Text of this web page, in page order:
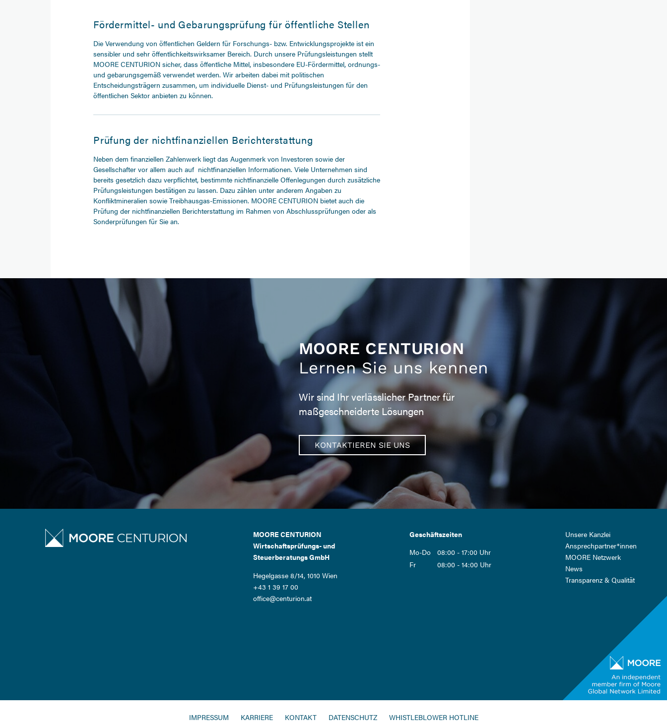
Fördermittel- und Gebarungsprüfung für öffentliche Stellen
Die Verwendung von öffentlichen Geldern für Forschungs- bzw. Entwicklungsprojekte ist ein
sensibler und sehr öffentlichkeitswirksamer Bereich. Durch unsere Prüfungsleistungen stellt
MOORE CENTURION sicher, dass öffentliche Mittel, insbesondere EU-Fördermittel, ordnungs-
und gebarungsgemäß verwendet werden. Wir arbeiten dabei mit politischen
Entscheidungsträgern zusammen, um individuelle Dienst- und Prüfungsleistungen für den
öffentlichen Sektor anbieten zu können.
Prüfung der nichtfinanziellen Berichterstattung
Neben dem finanziellen Zahlenwerk liegt das Augenmerk von Investoren sowie der
Gesellschafter vor allem auch auf nichtfinanziellen Informationen. Viele Unternehmen sind
bereits gesetzlich dazu verpflichtet, bestimmte nichtfinanzielle Offenlegungen durch zusätzliche
Prüfungsleistungen bestätigen zu lassen. Dazu zählen unter anderem Angaben zu
Konfliktmineralien sowie Treibhausgas-Emissionen. MOORE CENTURION bietet auch die
Prüfung der nichtfinanziellen Berichterstattung im Rahmen von Abschlussprüfungen oder als
Sonderprüfungen für Sie an.
MOORE CENTURION
Lernen Sie uns kennen
Wir sind Ihr verlässlicher Partner für
maßgeschneiderte Lösungen
KONTAKTIEREN SIE UNS
MOORE CENTURION
Wirtschaftsprüfungs- und
Steuerberatungs GmbH
Hegelgasse 8/14, 1010 Wien
+43 1 39 17 00
office@centurion.at
Geschäftszeiten
Mo-Do
08:00 - 17:00 Uhr
Fr
08:00 - 14:00 Uhr
Navigation
überspringen
Unsere Kanzlei
Ansprech­partner*innen
MOORE Netzwerk
News
Transparenz & Qualität
NAVIGATION
IMPRESSUM KARRIERE KONTAKT DATENSCHUTZ WHISTLEBLOWER HOTLINE